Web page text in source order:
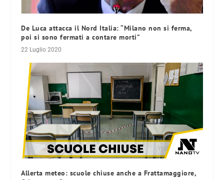
De Luca attacca il Nord Italia: “Milano non si ferma,
poi si sono fermati a contare morti”
22 Luglio 2020
Allerta meteo: scuole chiuse anche a Frattamaggiore,